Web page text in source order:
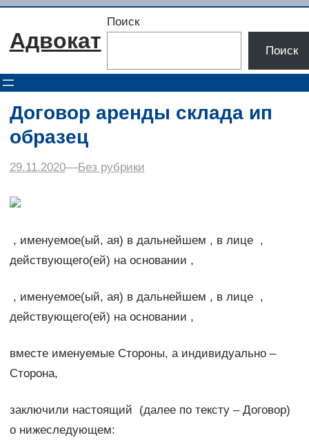
Перейти
содержимому
Адвокат
Поиск
Поиск
Договор аренды склада ип
образец
29.11.2020––Без рубрики
, именуемое(ый, ая) в дальнейшем , в лице ,
действующего(ей) на основании ,
, именуемое(ый, ая) в дальнейшем , в лице ,
действующего(ей) на основании ,
вместе именуемые Стороны, а индивидуально –
Сторона,
заключили настоящий (далее по тексту – Договор)
о нижеследующем: